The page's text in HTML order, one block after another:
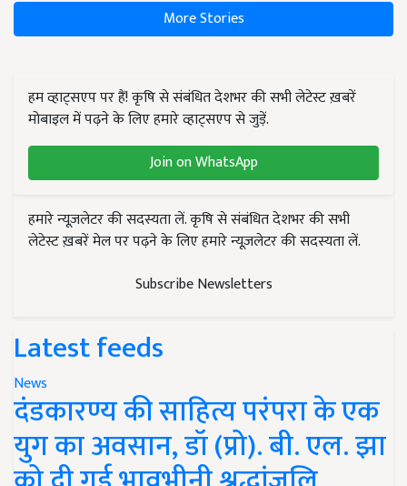
More Stories
हम व्हाट्सएप पर हैं! कृषि से संबंधित देशभर की सभी लेटेस्ट ख़बरें
मोबाइल में पढ़ने के लिए हमारे व्हाट्सएप से जुड़ें.
Join on WhatsApp
हमारे न्यूज़लेटर की सदस्यता लें. कृषि से संबंधित देशभर की सभी
लेटेस्ट ख़बरें मेल पर पढ़ने के लिए हमारे न्यूज़लेटर की सदस्यता लें.
Subscribe Newsletters
Latest feeds
News
दंडकारण्य की साहित्य परंपरा के एक
युग का अवसान, डॉ (प्रो). बी. एल. झा